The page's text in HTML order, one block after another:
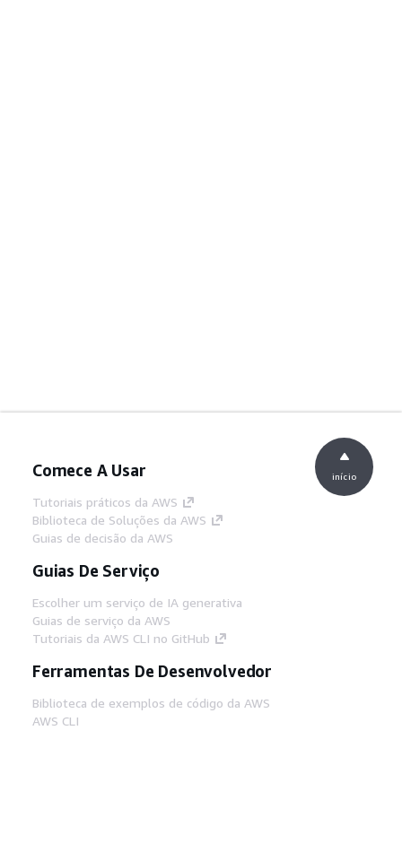
Comece A Usar
Tutoriais práticos da AWS
Biblioteca de Soluções da AWS
Guias de decisão da AWS
Guias De Serviço
Escolher um serviço de IA generativa
Guias de serviço da AWS
Tutoriais da AWS CLI no GitHub
Ferramentas De Desenvolvedor
Biblioteca de exemplos de código da AWS
AWS CLI
início